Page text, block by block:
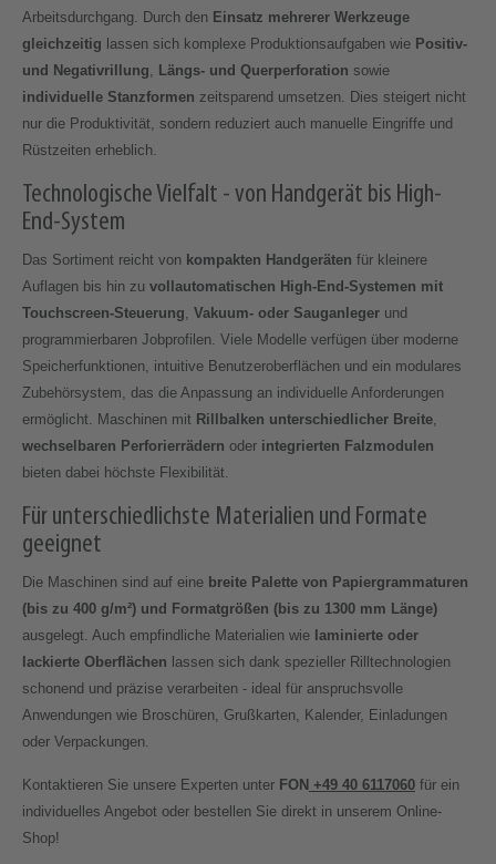
Arbeitsdurchgang. Durch den Einsatz mehrerer Werkzeuge
gleichzeitig lassen sich komplexe Produktionsaufgaben wie Positiv-
und Negativrillung
Längs- und Querperforation sowie
individuelle Stanzformen zeitsparend umsetzen. Dies steigert nicht
nur die Produktivität, sondern reduziert auch manuelle Eingriffe und
Rüstzeiten erheblich.
Technologische Vielfalt - von Handgerät bis High-
End-System
Das Sortiment reicht von kompakten Handgeräten für kleinere
Auflagen bis hin zu vollautomatischen High-End-Systemen mit
Touchscreen-Steuerung Vakuum- oder Sauganleger und
programmierbaren Jobprofilen. Viele Modelle verfügen über moderne
Speicherfunktionen, intuitive Benutzeroberflächen und ein modulares
Zubehörsystem, das die Anpassung an individuelle Anforderungen
ermöglicht. Maschinen mit Rillbalken unterschiedlicher Breite
wechselbaren Perforierrädern oder integrierten Falzmodulen
bieten dabei höchste Flexibilität.
Für unterschiedlichste Materialien und Formate
geeignet
Die Maschinen sind auf eine breite Palette von Papiergrammaturen
(bis zu 400 g/m²) und Formatgrößen (bis zu 1300 mm Länge)
ausgelegt. Auch empfindliche Materialien wie laminierte oder
lackierte Oberflächen lassen sich dank spezieller Rilltechnologien
schonend und präzise verarbeiten - ideal für anspruchsvolle
Anwendungen wie Broschüren, Grußkarten, Kalender, Einladungen
oder Verpackungen.
Kontaktieren Sie unsere Experten unter FON +49 40 6117060 für ein
individuelles Angebot oder bestellen Sie direkt in unserem Online-
Shop!